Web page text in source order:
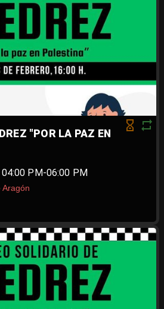
"POR LA PAZ EN
04:00 PM-06:00 PM